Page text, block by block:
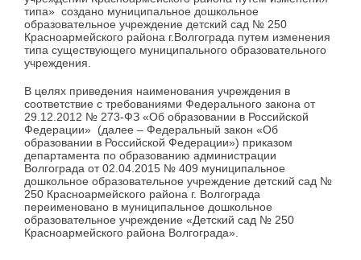
типа» создано муниципальное дошкольное
образовательное учреждение детский сад № 250
Красноармейского района г.Волгограда путем изменения
типа существующего муниципального образовательного
учреждения.
В целях приведения наименования учреждения в
соответствие с требованиями Федерального закона от
29.12.2012 № 273-ФЗ «Об образовании в Российской
Федерации» (далее – Федеральный закон «Об
образовании в Российской Федерации») приказом
департамента по образованию администрации
Волгограда от 02.04.2015 № 409 муниципальное
дошкольное образовательное учреждение детский сад №
250 Красноармейского района г. Волгограда
переименовано в муниципальное дошкольное
образовательное учреждение «Детский сад № 250
Красноармейского района Волгограда».